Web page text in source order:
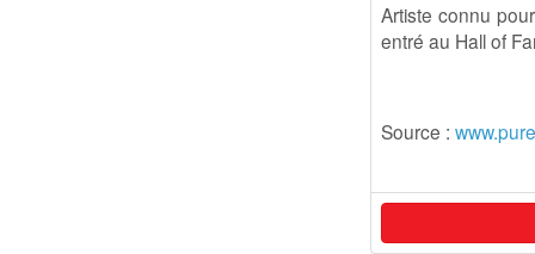
Artiste connu
entré au Hall of
Source :